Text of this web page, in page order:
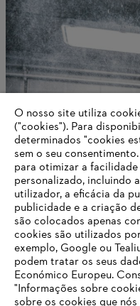
Sobre a STIHL
Informações para
Produtos
Contacto
Carreira
Sistema de denúncia
O nosso site utiliza
("cookies"). Para
determinados "cookies
sem o seu
para otimizar a
personalizado, incluindo
utilizador, a eficácia da
publicidade e a criação
são colocados apenas
cookies são utilizados
exemplo, Google ou
podem tratar os seus
Económico Europeu.
"Informações sobre
sobre os cookies que